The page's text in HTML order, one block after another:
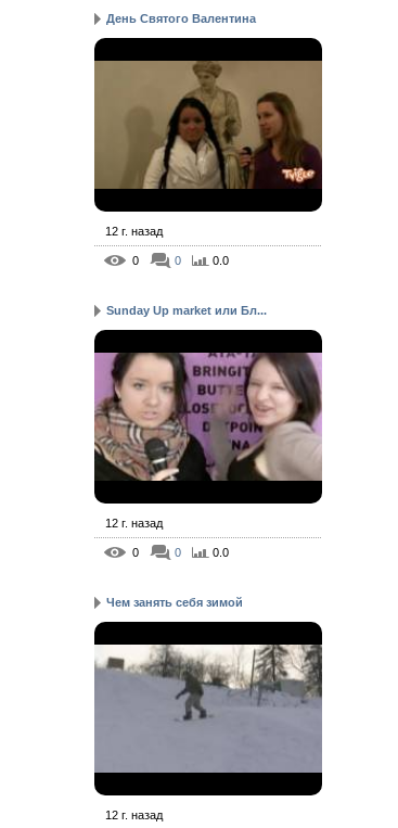
День Святого Валентина
12 г. назад
0 0 0.0
Sunday Up market или Бл...
12 г. назад
0 0 0.0
Чем занять себя зимой
12 г. назад